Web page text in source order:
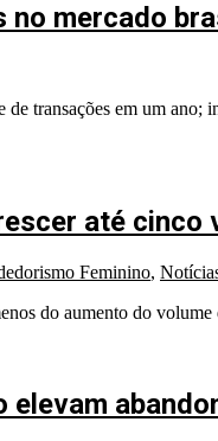
no mercado
transações em um
até
Feminino,
do aumento do